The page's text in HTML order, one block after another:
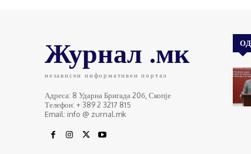
Журнал .мк
независен информативен портал
Адреса: 8 Ударна Бригада 20б, Скопје
Телефон: + 389 2 3217 815
Email: info @ zurnal.mk